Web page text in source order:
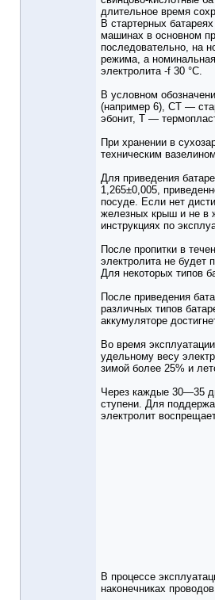
длительное время
В стартерных
машинах в основном
последовательно, на
режима, а
электролита -f 30 °С.
В условном
(например 6), СТ —
эбонит, Т —
При хранении в
техническим
Для приведения
1,265±0,005,
посуде. Если нет
железных крыш и не в
инструкциях по
После пропитки в
электролита не будет
Для некоторых типов
После приведения
различных типов
аккумуляторе
Во время
удельному весу
зимой более 25% и
Через каждые 30—35
ступени. Для
электролит
В процессе
наконечниках